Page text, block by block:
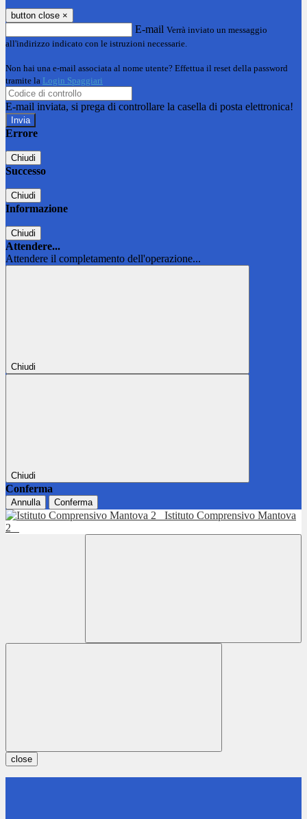
button close ×
E-mail Verrà inviato un messaggio
all'indirizzo indicato con le istruzioni necessarie.
Non hai una e-mail associata al nome utente? Effettua il reset della password
tramite la Login Spaggiari
E-mail inviata, si prega di controllare la casella di posta elettronica!
Errore
Chiudi
Successo
Chiudi
Informazione
Chiudi
Attendere...
Attendere il completamento dell'operazione...
Chiudi
Chiudi
Conferma
Annulla Conferma
Istituto Comprensivo Mantova
2
close